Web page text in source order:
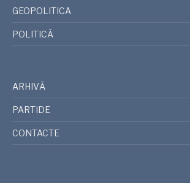
GEOPOLITICA
POLITICĂ
ARHIVĂ
PARTIDE
CONTACTE